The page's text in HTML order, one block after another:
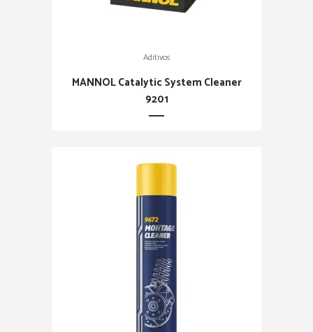
Aditivos
MANNOL Catalytic System Cleaner
9201